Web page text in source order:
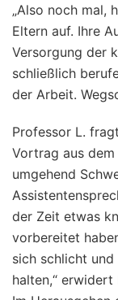
„Also noch mal,
Eltern auf. Ihre
Versorgung der
schließlich
der Arbeit.
Professor L.
Vortrag aus
umgehend
der Zeit etwas
vorbereitet
sich schlicht und
halten,“ erwidert